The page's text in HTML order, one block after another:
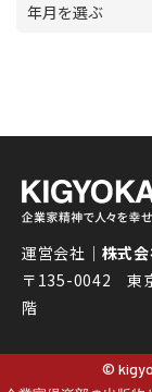
年月を選ぶ
運営会社｜ 株式
〒135-0042 東
階
©